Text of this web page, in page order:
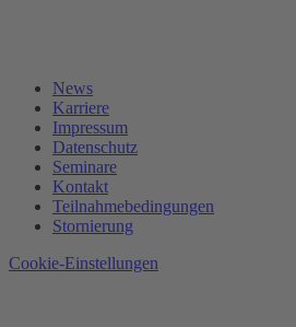
News
Karriere
Impressum
Datenschutz
Seminare
Kontakt
Teilnahmebedingungen
Stornierung
Cookie-Einstellungen